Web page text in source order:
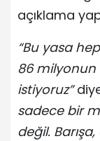
açıklama
“Bu yasa
86 milyonun
istiyoruz”
sadece bir
değil.